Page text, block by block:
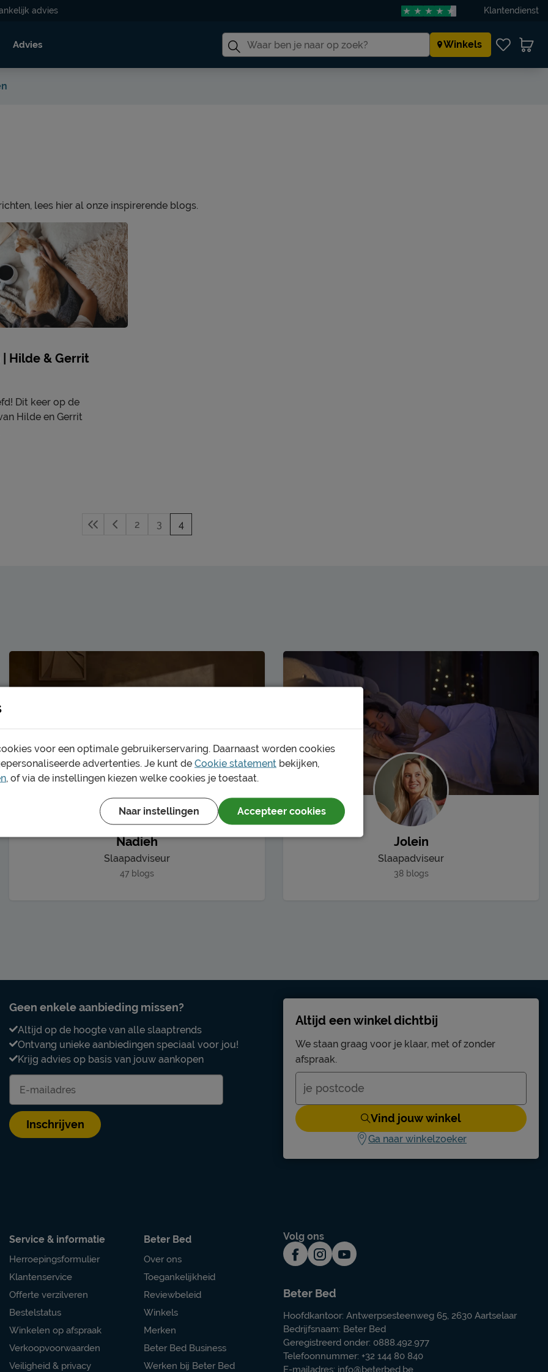
advies Klantendienst
Advies Winkels
lees hier al onze inspirerende blogs.
| Hilde & Gerrit
Dit keer op de
Hilde en Gerrit
2 3 4
Nadieh
Slaapadviseur
47 blogs
Jolein
Slaapadviseur
38 blogs
Geen enkele aanbieding missen?
Altijd op de hoogte van alle slaaptrends
Ontvang unieke aanbiedingen speciaal voor jou!
Krijg advies op basis van jouw aankopen
Inschrijven
Altijd een winkel dichtbij
We staan graag voor je klaar, met of zonder
afspraak.
Vind jouw winkel
Ga naar winkelzoeker
Service & informatie
Herroepingsformulier
Klantenservice
Offerte verzilveren
Bestelstatus
Winkelen op afspraak
Verkoopvoorwaarden
Veiligheid & privacy
Beter Bed
Over ons
Toegankelijkheid
Reviewbeleid
Winkels
Merken
Beter Bed Business
Werken bij Beter Bed
Volg ons
Beter Bed
Hoofdkantoor: Antwerpsesteenweg 65, 2630 Aartselaar
Bedrijfsnaam: Beter Bed
Geregistreerd onder: 0888.492.977
Telefoonnummer: +32 144 80 840
E-mailadres: info@beterbed.be
voor een optimale gebruikerservaring. Daarnaast worden cookies
advertenties. Je kunt de Cookie statement bekijken,
, of via de instellingen kiezen welke cookies je toestaat.
Naar instellingen Accepteer cookies